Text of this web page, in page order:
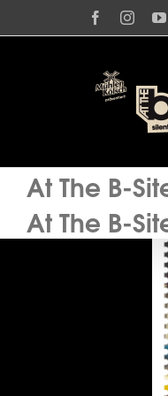
Inhalt
Facebook
At The B-
At The B-